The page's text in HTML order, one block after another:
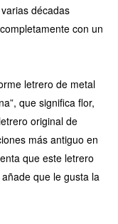
décadas
con un
letrero de metal
que significa flor,
original de
más antiguo en
que este letrero
que le gusta la